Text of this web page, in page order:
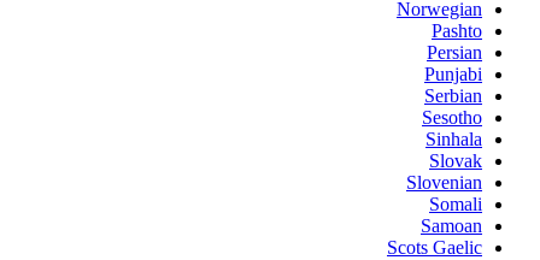
Norwegian
Pashto
Persian
Punjabi
Serbian
Sesotho
Sinhala
Slovak
Slovenian
Somali
Samoan
Scots Gaelic